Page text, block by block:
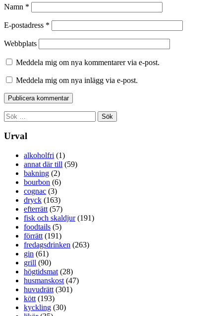
Namn *
E-postadress *
Webbplats
Meddela mig om nya kommentarer via e-post.
Meddela mig om nya inlägg via e-post.
Sök
efter:
Urval
alkoholfri (1)
annat där till (59)
bakning (2)
bourbon (6)
cognac (3)
dryck (163)
efterrätt (57)
fisk och skaldjur(191)
foodtails (5)
förrätt (191)
fredagsdrinken (263)
gin (61)
grill (90)
högtidsmat (28)
husmanskost (47)
huvudrätt (301)
kött (193)
kyckling (30)